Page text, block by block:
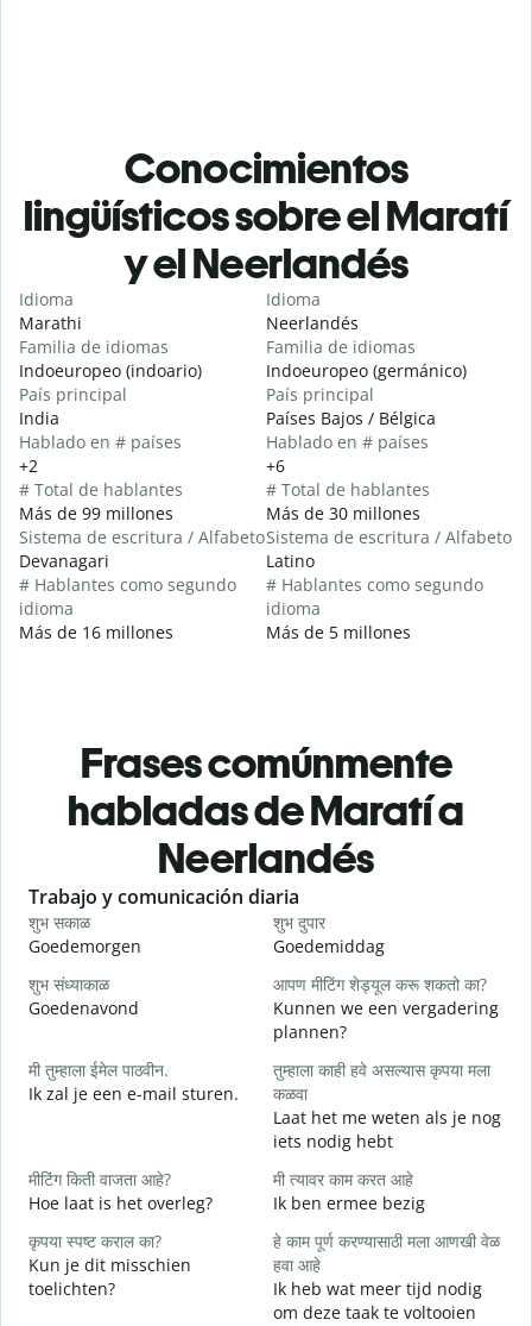
Conocimientos
lingüísticos sobre el Maratí
y el Neerlandés
Idioma
Marathi
Familia de idiomas
Indoeuropeo (indoario)
País principal
India
Hablado en # países
+2
# Total de hablantes
Más de 99 millones
Sistema de escritura / Alfabeto
Devanagari
# Hablantes como segundo
idioma
Más de 16 millones
Idioma
Neerlandés
Familia de idiomas
Indoeuropeo (germánico)
País principal
Países Bajos / Bélgica
Hablado en # países
+6
# Total de hablantes
Más de 30 millones
Sistema de escritura / Alfabeto
Latino
# Hablantes como segundo
idioma
Más de 5 millones
Frases comúnmente
habladas de Maratí a
Neerlandés
Slide 1 of 6
Trabajo y comunicación diaria
शुभ सकाळ
Goedemorgen
शुभ दुपार
Goedemiddag
शुभ संध्याकाळ
Goedenavond
आपण मीटिंग शेड्यूल करू शकतो का?
Kunnen we een vergadering
plannen?
मी तुम्हाला ईमेल पाठवीन.
Ik zal je een e-mail sturen.
तुम्हाला काही हवे असल्यास कृपया मला
कळवा
Laat het me weten als je nog
iets nodig hebt
मीटिंग किती वाजता आहे?
Hoe laat is het overleg?
मी त्यावर काम करत आहे
Ik ben ermee bezig
कृपया स्पष्ट कराल का?
Kun je dit misschien
toelichten?
हे काम पूर्ण करण्यासाठी मला आणखी वेळ
हवा आहे
Ik heb wat meer tijd nodig
om deze taak te voltooien